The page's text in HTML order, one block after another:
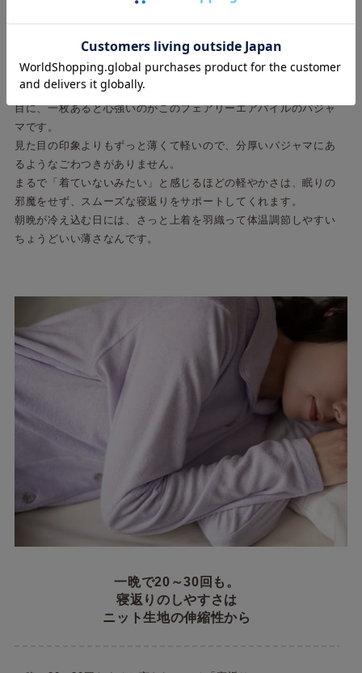
「夜は少し肌寒い、でも冬物パジャマはまだ早い…」「あたたか
くなってきたけど、朝は少し冷え込むな…」そんな季節の変わり
目に、一枚あると心強いのがこのフェアリーエアパイルのパジャ
マです。
見た目の印象よりもずっと薄くて軽いので、分厚いパジャマにあ
るようなごわつきがありません。
まるで「着ていないみたい」と感じるほどの軽やかさは、眠りの
邪魔をせず、スムーズな寝返りをサポートしてくれます。
朝晩が冷え込む日には、さっと上着を羽織って体温調節しやすい
ちょうどいい薄さなんです。
一晩で20～30回も。
寝返りのしやすさは
ニット生地の伸縮性から